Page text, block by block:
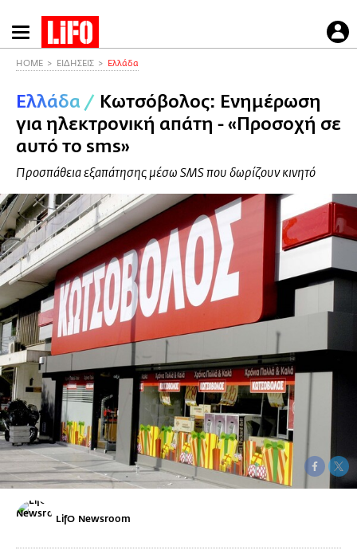
Παράκαμψη
προς
περιεχόμενο
HOME ΕΙΔΗΣΕΙΣ Ελλάδα
Ελλάδα / Κωτσόβολος: Ενημέρωση
για ηλεκτρονική απάτη - «Προσοχή σε
αυτό το sms»
Προσπάθεια εξαπάτησης μέσω SMS που δωρίζουν κινητό
LifO Newsroom